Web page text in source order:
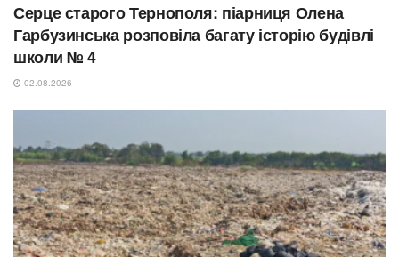
Серце старого Тернополя: піарниця Олена
Гарбузинська розповіла багату історію будівлі
школи № 4
02.08.2026